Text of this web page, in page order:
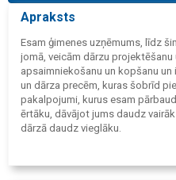
Apraksts
Esam ģimenes uzņēmums, līdz
jomā, veicām dārzu
apsaimniekošanu un kopšanu
un dārza precēm, kuras šobrīd
pakalpojumi, kurus esam
ērtāku, dāvājot jums daudz
dārzā daudz vieglāku.
Esam pasaules vadošo dārza
tehnikas servisu.